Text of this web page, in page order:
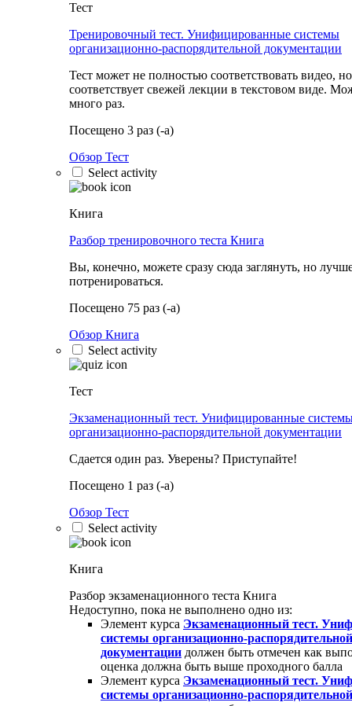
Тест
Тренировочный тест. Унифицированные системы
организационно-распорядительной документации
Тест может не полностью соответствовать видео,
соответствует свежей лекции в текстовом виде.
много раз.
Посещено 3 раз (-а)
Обзор Тест
Select activity
Книга
Разбор тренировочного теста Книга
Вы, конечно, можете сразу сюда заглянуть, но
потренироваться.
Посещено 75 раз (-а)
Обзор Книга
Select activity
Тест
Экзаменационный тест. Унифицированные
организационно-распорядительной документации
Сдается один раз. Уверены? Приступайте!
Посещено 1 раз (-а)
Обзор Тест
Select activity
Книга
Разбор экзаменационного теста Книга
Недоступно, пока не выполнено одно из:
Элемент курса Экзаменационный тест.
системы организационно-распорядительной
документации должен быть отмечен как
оценка должна быть выше проходного балла
Элемент курса Экзаменационный тест.
системы организационно-распорядительной